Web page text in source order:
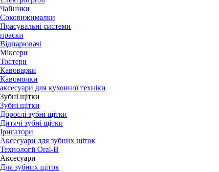
Чайники
Соковижималки
Прасувальні системи
праски
Відпарювачі
Міксери
Тостери
Кавоварки
Кавомолки
аксесуари для кухонної техніки
Зубні щітки
Зубні щітки
Дорослі зубні щітки
Дитячі зубні щітки
Іригатори
Аксесуари для зубних щіток
Технології Oral-B
Aксесуари
Для зубних щіток